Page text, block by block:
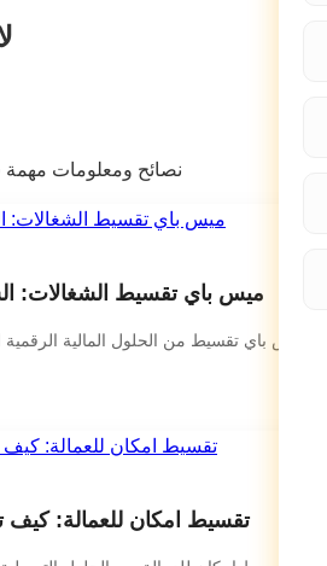
نصائح ومعلومات مهمة
ميس باي تقسيط الشغالات:
ميس باي تقسيط من الحلول المالية الرقمية
تقسيط امكان للعمالة: كيف